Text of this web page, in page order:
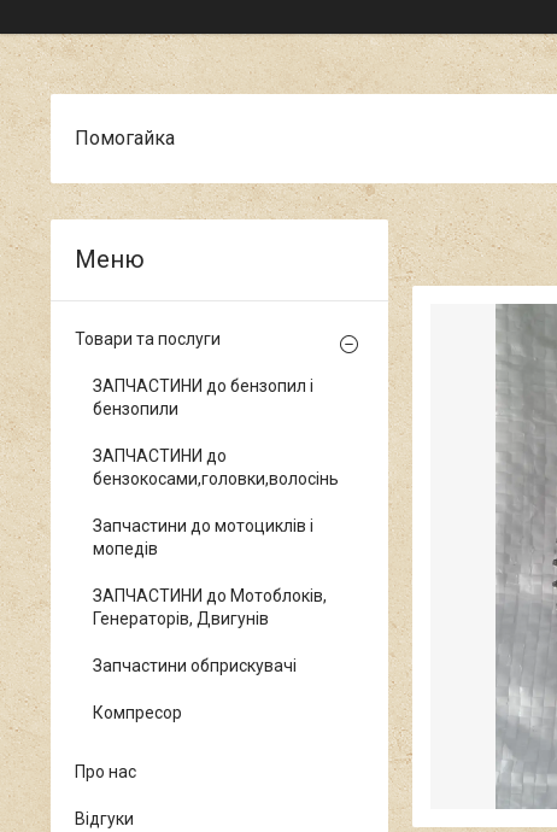
Помогайка
Товари та послуги
ЗАПЧАСТИНИ до бензопил і
бензопили
ЗАПЧАСТИНИ до
бензокосами,головки,волосінь
Запчастини до мотоциклів і
мопедів
ЗАПЧАСТИНИ до Мотоблоків,
Генераторів, Двигунів
Запчастини обприскувачі
Компресор
Про нас
Відгуки